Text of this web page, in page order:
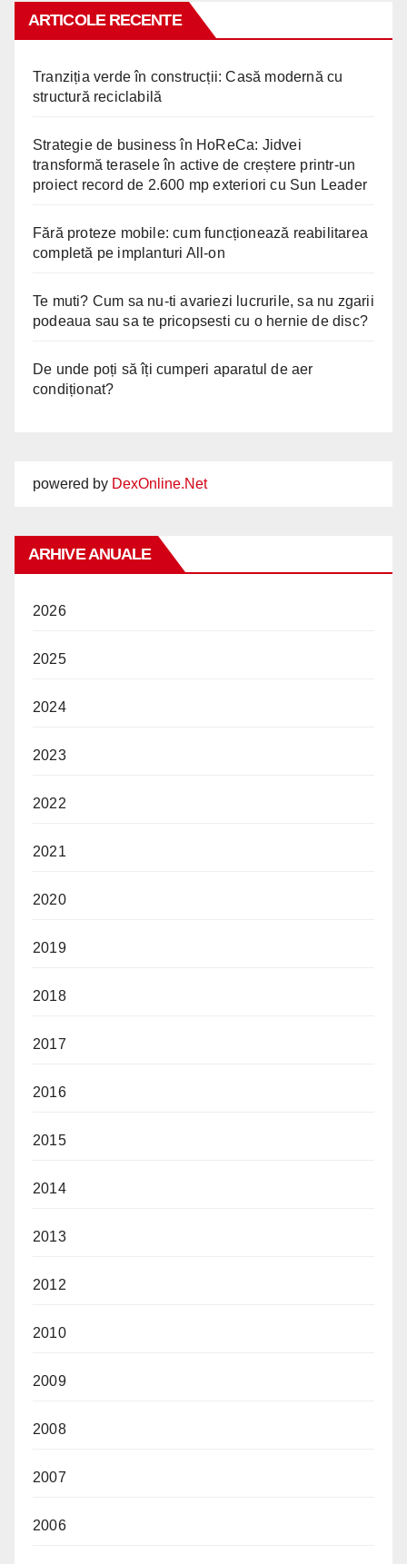
ARTICOLE RECENTE
Tranziția verde în construcții: Casă modernă cu
structură reciclabilă
Strategie de business în HoReCa: Jidvei
transformă terasele în active de creștere printr-un
proiect record de 2.600 mp exteriori cu Sun Leader
Fără proteze mobile: cum funcționează reabilitarea
completă pe implanturi All-on
Te muti? Cum sa nu-ti avariezi lucrurile, sa nu zgarii
podeaua sau sa te pricopsesti cu o hernie de disc?
De unde poți să îți cumperi aparatul de aer
condiționat?
powered by DexOnline.Net
ARHIVE ANUALE
2026
2025
2024
2023
2022
2021
2020
2019
2018
2017
2016
2015
2014
2013
2012
2010
2009
2008
2007
2006